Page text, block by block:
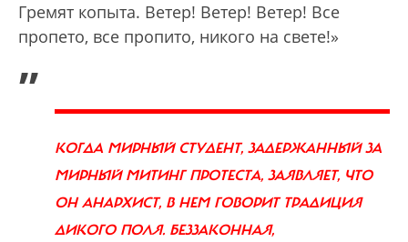
Гремят копыта. Ветер! Ветер! Ветер! Все
пропето, все пропито, никого на свете!»
„
КОГДА МИРНЫЙ СТУДЕНТ, ЗАДЕРЖАННЫЙ ЗА
МИРНЫЙ МИТИНГ ПРОТЕСТА, ЗАЯВЛЯЕТ, ЧТО
ОН АНАРХИСТ, В НЕМ ГОВОРИТ ТРАДИЦИЯ
ДИКОГО ПОЛЯ. БЕЗЗАКОННАЯ,